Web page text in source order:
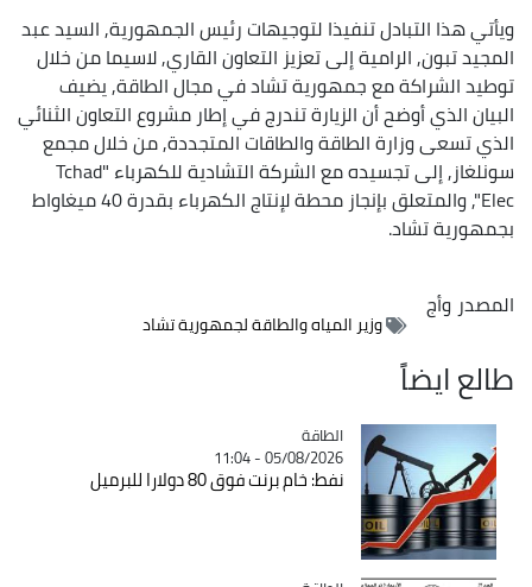
ويأتي هذا التبادل تنفيذا لتوجيهات رئيس الجمهورية, السيد عبد
المجيد تبون, الرامية إلى تعزيز التعاون القاري, لاسيما من خلال
توطيد الشراكة مع جمهورية تشاد في مجال الطاقة, يضيف
البيان الذي أوضح أن الزيارة تندرج في إطار مشروع التعاون الثنائي
الذي تسعى وزارة الطاقة والطاقات المتجددة, من خلال مجمع
سونلغاز, إلى تجسيده مع الشركة التشادية للكهرباء "Tchad
Elec", والمتعلق بإنجاز محطة لإنتاج الكهرباء بقدرة 40 ميغاواط
بجمهورية تشاد.
المصدروأج
وزير المياه والطاقة لجمهورية تشاد
طالع ايضاً
Catégorie
الطاقة
05/08/2026 - 11:04
نفط: خام برنت فوق 80 دولارا للبرميل